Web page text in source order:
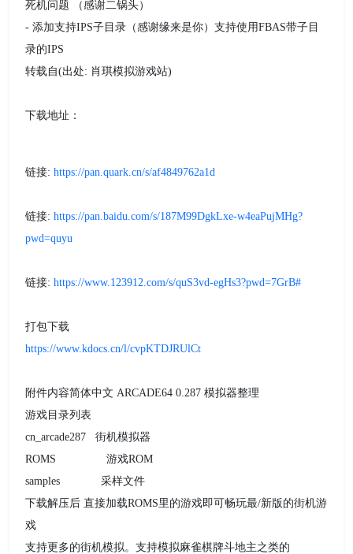
死机问题 （感谢二锅头）
- 添加支持IPS子目录（感谢缘来是你）支持使用FBAS带子目
录的IPS
转载自(出处: 肖琪模拟游戏站)
下载地址：
链接: https://pan.quark.cn/s/af4849762a1d
链接: https://pan.baidu.com/s/187M99DgkLxe-w4eaPujMHg?
pwd=quyu
链接: https://www.123912.com/s/quS3vd-egHs3?pwd=7GrB#
打包下载
https://www.kdocs.cn/l/cvpKTDJRUlCt
附件内容简体中文 ARCADE64 0.287 模拟器整理
游戏目录列表
cn_arcade287 街机模拟器
ROMS 游戏ROM
samples 采样文件
下载解压后 直接加载ROMS里的游戏即可畅玩最/新版的街机游
戏
支持更多的街机模拟。支持模拟麻雀棋牌斗地主之类的